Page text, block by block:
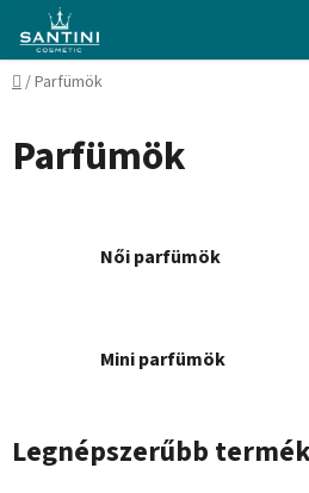
fő
tartalomhoz
Kezdőlap
/Parfümök
Parfümök
Női parfümök
Mini parfümök
Legnépszerűbb